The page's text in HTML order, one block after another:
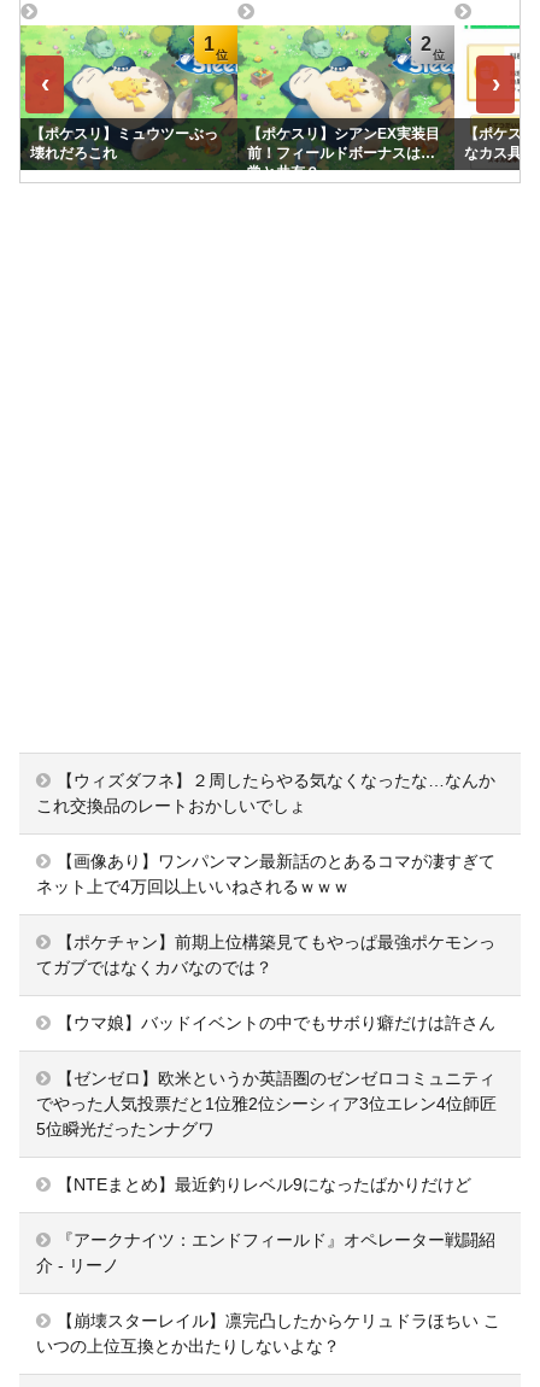
‹
1
【ポケスリ】ミュウツーぶっ
壊れだろこれ
2
【ポケスリ】シアンEX実装目
前！フィールドボーナスは通
常と共有？
【ポケス
なカス具合
›
【ウィズダフネ】２周したらやる気なくなったな…なんか
これ交換品のレートおかしいでしょ
【画像あり】ワンパンマン最新話のとあるコマが凄すぎて
ネット上で4万回以上いいねされるｗｗｗ
【ポケチャン】前期上位構築見てもやっぱ最強ポケモンっ
てガブではなくカバなのでは？
【ウマ娘】バッドイベントの中でもサボり癖だけは許さん
【ゼンゼロ】欧米というか英語圏のゼンゼロコミュニティ
でやった人気投票だと1位雅2位シーシィア3位エレン4位師匠
5位瞬光だったンナグワ
【NTEまとめ】最近釣りレベル9になったばかりだけど
『アークナイツ：エンドフィールド』オペレーター戦闘紹
介 - リーノ
【崩壊スターレイル】凛完凸したからケリュドラほちい こ
いつの上位互換とか出たりしないよな？